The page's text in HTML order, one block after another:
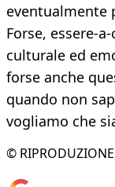
eventualmente
Forse, essere-
culturale ed
forse anche
quando non
vogliamo che
© RIPRODUZIONE